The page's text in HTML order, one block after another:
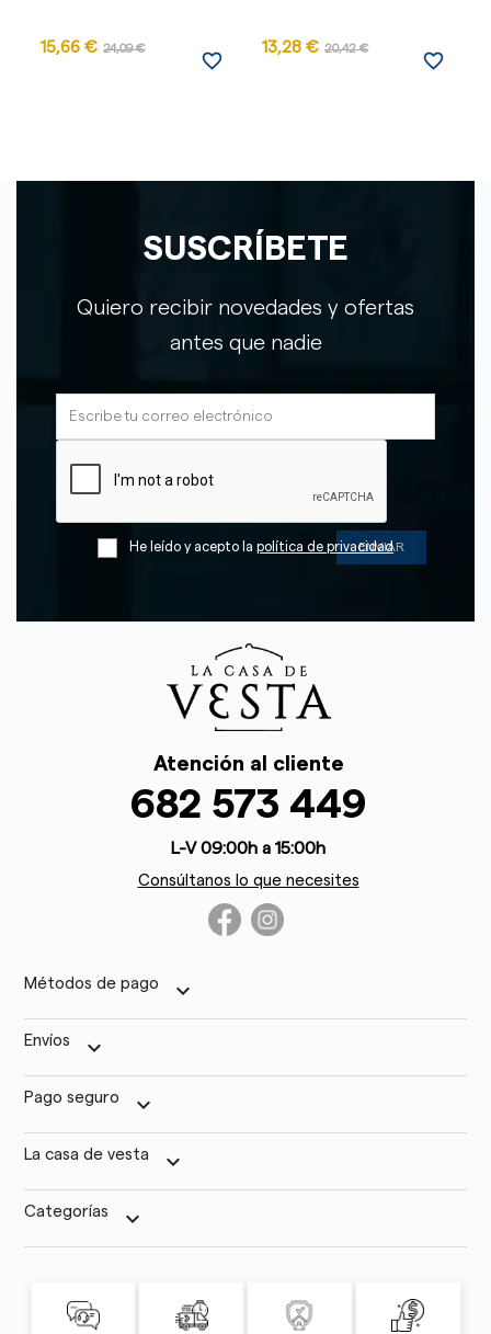
15,66 € 24,09 €
favorite_border
13,28 € 20,42 €
favorite_border
SUSCRÍBETE
Quiero recibir novedades y ofertas
antes que nadie
He leído y acepto la política de privacidad
Atención al cliente
682 573 449
L-V 09:00h a 15:00h
Consúltanos lo que necesites
Métodos de pago keyboard_arrow_down
Envíos keyboard_arrow_down
Pago seguro keyboard_arrow_down
La casa de vesta keyboard_arrow_down
Categorías keyboard_arrow_down